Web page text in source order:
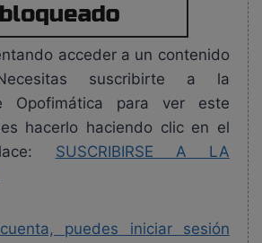
acceder a un contenido
suscribirte a la
Opofimática para ver este
hacerlo haciendo clic en el
SUSCRIBIRSE A LA
puedes iniciar sesión